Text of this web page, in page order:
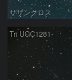
サザンクロス
Tri UGC1281